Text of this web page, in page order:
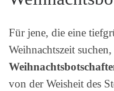
Für jene, die eine
Weihnachtszeit
von der Weisheit des